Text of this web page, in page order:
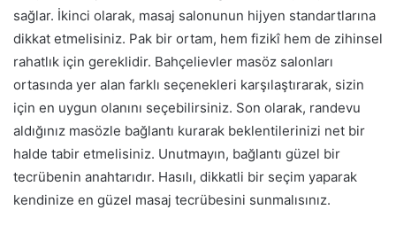
sağlar. İkinci olarak, masaj salonunun hijyen standartlarına
dikkat etmelisiniz. Pak bir ortam, hem fizikî hem de zihinsel
rahatlık için gereklidir. Bahçelievler masöz salonları
ortasında yer alan farklı seçenekleri karşılaştırarak, sizin
için en uygun olanını seçebilirsiniz. Son olarak, randevu
aldığınız masözle bağlantı kurarak beklentilerinizi net bir
halde tabir etmelisiniz. Unutmayın, bağlantı güzel bir
tecrübenin anahtarıdır. Hasılı, dikkatli bir seçim yaparak
kendinize en güzel masaj tecrübesini sunmalısınız.